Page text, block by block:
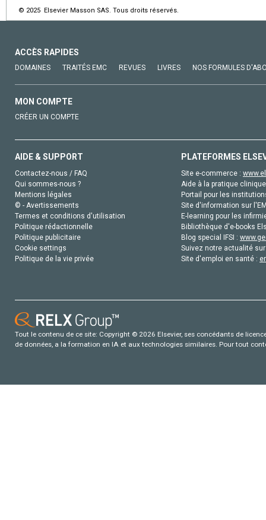
© 2025 Elsevier Masson SAS. Tous droits réservés.
ACCÈS RAPIDES
DOMAINES TRAITÉS EMC REVUES LIVRES NOS FORMULES
MON COMPTE
CRÉER UN COMPTE
AIDE & SUPPORT
Contactez-nous / FAQ
Qui sommes-nous ?
Mentions légales
© - Avertissements
Termes et conditions d'utilisation
Politique rédactionnelle
Politique publicitaire
Cookie settings
Politique de la vie privée
PLATEFORMES
Site e-commerce :
Aide à la pratique
Portail pour les
Site d'information sur
E-learning pour les
Bibliothèque d'e-books
Blog special IFSI :
Suivez notre actualité
Site d'emploi en santé :
Tout le contenu de ce site: Copyright © 2026 Elsevier, ses concédants de
de données, a la formation en IA et aux technologies similaires. Pour tout